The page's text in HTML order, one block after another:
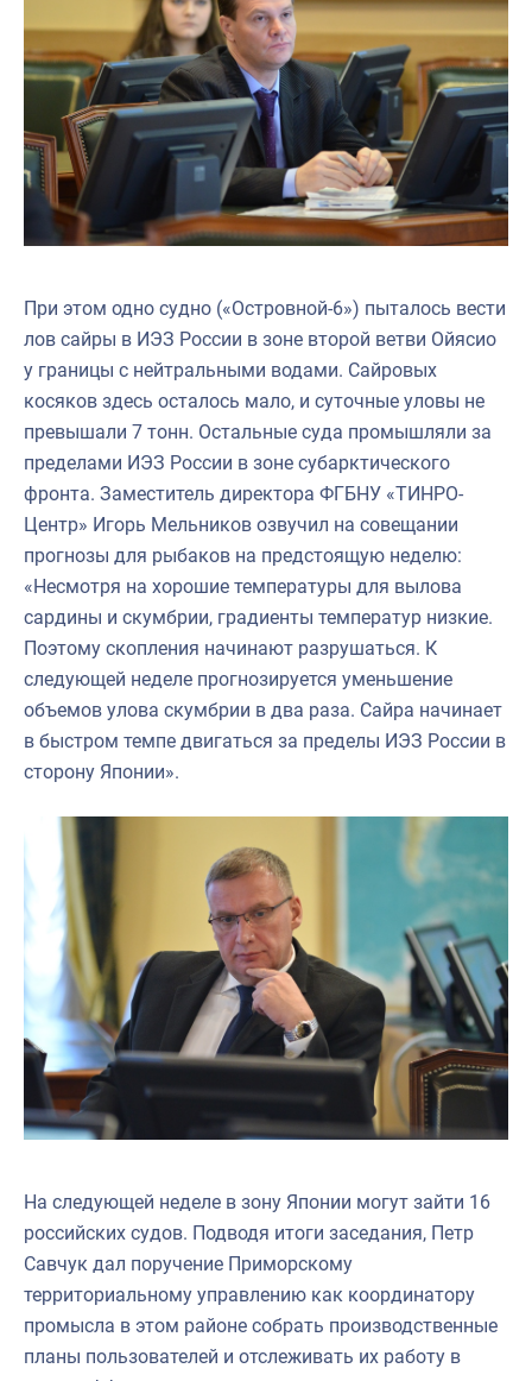
При этом одно судно («Островной-6») пыталось вести
лов сайры в ИЭЗ России в зоне второй ветви Ойясио
у границы с нейтральными водами. Сайровых
косяков здесь осталось мало, и суточные уловы не
превышали 7 тонн. Остальные суда промышляли за
пределами ИЭЗ России в зоне субарктического
фронта. Заместитель директора ФГБНУ «ТИНРО-
Центр» Игорь Мельников озвучил на совещании
прогнозы для рыбаков на предстоящую неделю:
«Несмотря на хорошие температуры для вылова
сардины и скумбрии, градиенты температур низкие.
Поэтому скопления начинают разрушаться. К
следующей неделе прогнозируется уменьшение
объемов улова скумбрии в два раза. Сайра начинает
в быстром темпе двигаться за пределы ИЭЗ России в
сторону Японии».
На следующей неделе в зону Японии могут зайти 16
российских судов. Подводя итоги заседания, Петр
Савчук дал поручение Приморскому
территориальному управлению как координатору
промысла в этом районе собрать производственные
планы пользователей и отслеживать их работу в